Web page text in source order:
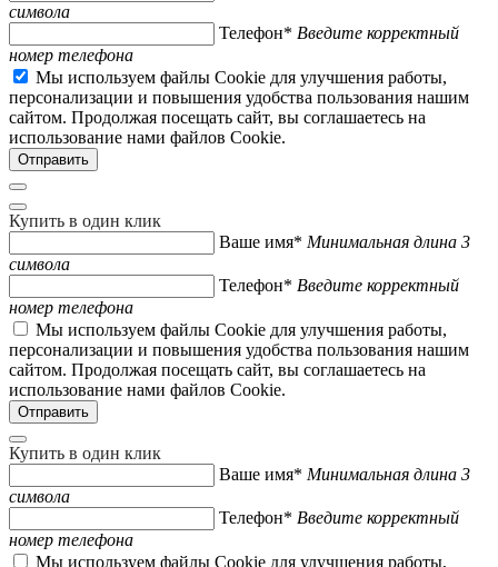
символа
Телефон* Введите корректный
номер телефона
Мы используем файлы Cookie для улучшения работы,
персонализации и повышения удобства пользования нашим
сайтом. Продолжая посещать сайт, вы соглашаетесь на
использование нами файлов Cookie.
Купить в один клик
Ваше имя* Минимальная длина 3
символа
Телефон* Введите корректный
номер телефона
Мы используем файлы Cookie для улучшения работы,
персонализации и повышения удобства пользования нашим
сайтом. Продолжая посещать сайт, вы соглашаетесь на
использование нами файлов Cookie.
Купить в один клик
Ваше имя* Минимальная длина 3
символа
Телефон* Введите корректный
номер телефона
Мы используем файлы Cookie для улучшения работы,